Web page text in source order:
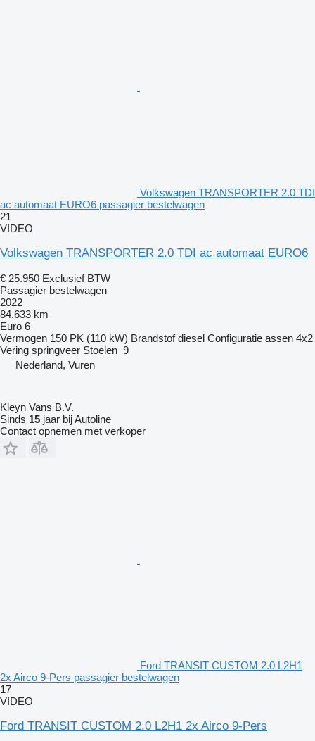
Volkswagen TRANSPORTER 2.0 TDI
ac automaat EURO6 passagier bestelwagen
21
VIDEO
Volkswagen TRANSPORTER 2.0 TDI ac automaat EURO6
€ 25.950 Exclusief BTW
Passagier bestelwagen
2022
84.633 km
Euro 6
Vermogen 150 PK (110 kW) Brandstof diesel Configuratie assen 4x2
Vering springveer Stoelen 9
Nederland, Vuren
Kleyn Vans B.V.
Sinds 15 jaar bij Autoline
Contact opnemen met verkoper
Ford TRANSIT CUSTOM 2.0 L2H1
2x Airco 9-Pers passagier bestelwagen
17
VIDEO
Ford TRANSIT CUSTOM 2.0 L2H1 2x Airco 9-Pers